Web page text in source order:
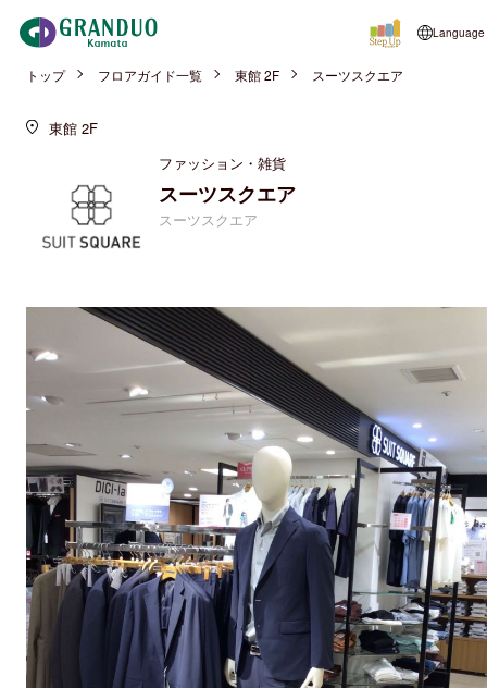
Language
トップ フロアガイド一覧 東館 2F スーツスクエア
東館 2F
ファッション・雑貨
スーツスクエア
スーツスクエア